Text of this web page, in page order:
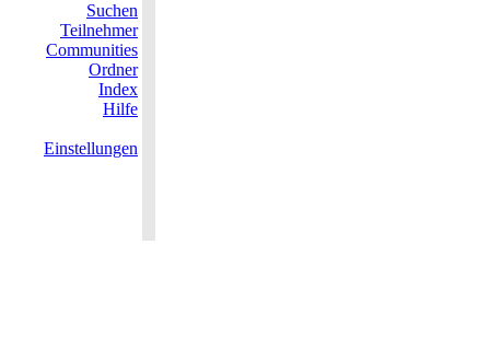
Suchen
Teilnehmer
Communities
Ordner
Index
Hilfe
Einstellungen